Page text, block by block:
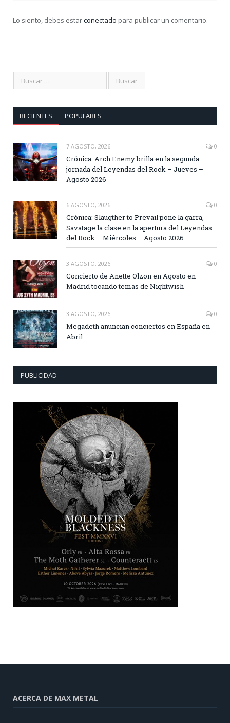
Lo siento, debes estarconectado para publicar un comentario.
RECIENTES POPULARES
7 AGOSTO, 2026 0
Crónica: Arch Enemy brilla en la segunda
jornada del Leyendas del Rock – Jueves –
Agosto 2026
6 AGOSTO, 2026 0
Crónica: Slaugther to Prevail pone la garra,
Savatage la clase en la apertura del Leyendas
del Rock – Miércoles – Agosto 2026
3 AGOSTO, 2026 0
Concierto de Anette Olzon en Agosto en
Madrid tocando temas de Nightwish
3 AGOSTO, 2026 0
Megadeth anuncian conciertos en España en
Abril
PUBLICIDAD
ACERCA DE MAX METAL